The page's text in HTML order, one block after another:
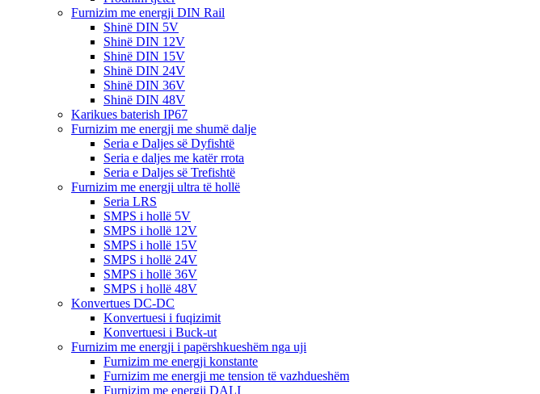
Furnizim me energji DIN Rail
Shinë DIN 5V
Shinë DIN 12V
Shinë DIN 15V
Shinë DIN 24V
Shinë DIN 36V
Shinë DIN 48V
Karikues baterish IP67
Furnizim me energji me shumë dalje
Seria e Daljes së Dyfishtë
Seria e daljes me katër rrota
Seria e Daljes së Trefishtë
Furnizim me energji ultra të hollë
Seria LRS
SMPS i hollë 5V
SMPS i hollë 12V
SMPS i hollë 15V
SMPS i hollë 24V
SMPS i hollë 36V
SMPS i hollë 48V
Konvertues DC-DC
Konvertuesi i fuqizimit
Konvertuesi i Buck-ut
Furnizim me energji i papërshkueshëm nga uji
Furnizim me energji konstante
Furnizim me energji me tension të vazhdueshëm
Furnizim me energji DALI